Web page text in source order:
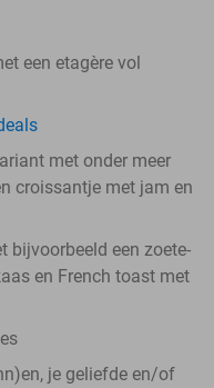
een etagère vol
met onder meer
croissantje met jam en
bijvoorbeeld een zoete-
en French toast met
je geliefde en/of